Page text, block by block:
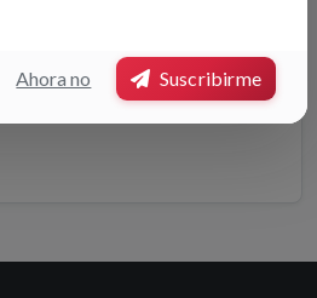
Ahora no Suscribirme